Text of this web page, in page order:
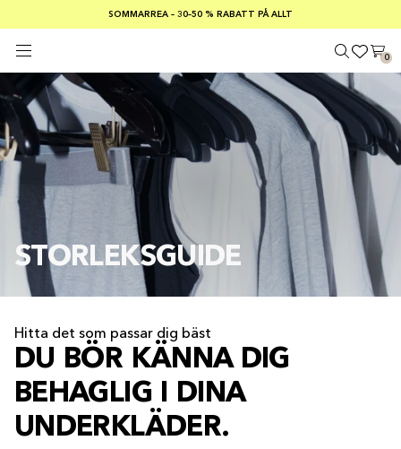
SOMMARREA – 30–50 % RABATT PÅ ALLT
FRI FRAKT PÅ KÖP ÖVER €100
Säker betalning med
0
STORLEKSGUIDE
Hitta det som passar dig bäst
DU BÖR KÄNNA DIG
BEHAGLIG I DINA
UNDERKLÄDER.